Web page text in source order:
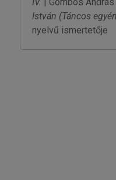
IV. | Gombos
István (Táncos
nyelvű ismertetője